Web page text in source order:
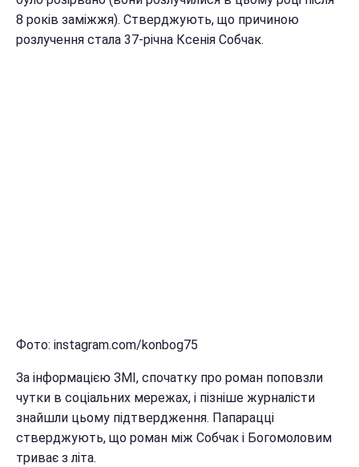
8 років заміжжя). Стверджують, що причиною
розлучення стала 37-річна Ксенія Собчак.
Фото: instagram.com/konbog75
За інформацією ЗМІ, спочатку про роман поповзли
чутки в соціальних мережах, і пізніше журналісти
знайшли цьому підтвердження. Папарацці
стверджують, що роман між Собчак і Богомоловим
триває з літа.